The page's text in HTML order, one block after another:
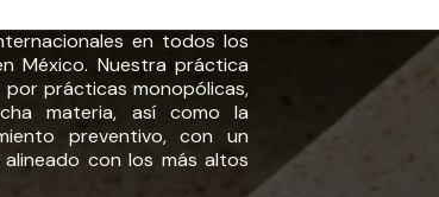
en todos los
México. Nuestra práctica
prácticas monopólicas,
materia, así como la
preventivo, con un
con los más altos